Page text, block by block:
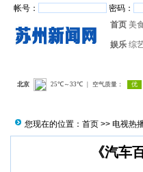
帐号： 密码：
首页 美
娱乐 综
您现在的位置： 首页 >> 电视热
《汽车